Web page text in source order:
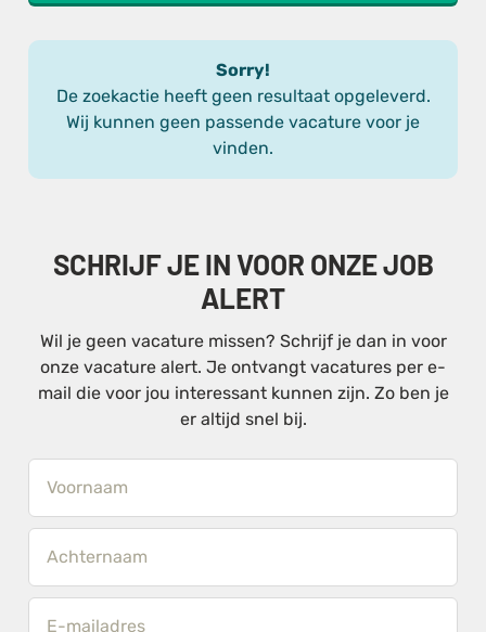
Sorry!
De zoekactie heeft geen resultaat opgeleverd.
Wij kunnen geen passende vacature voor je
vinden.
SCHRIJF JE IN VOOR ONZE JOB
ALERT
Wil je geen vacature missen? Schrijf je dan in voor
onze vacature alert. Je ontvangt vacatures per e-
mail die voor jou interessant kunnen zijn. Zo ben je
er altijd snel bij.